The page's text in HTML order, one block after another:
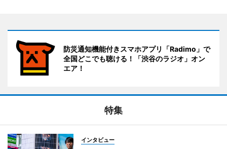
防災通知機能付きスマホアプリ「Radimo」で
全国どこでも聴ける！「渋谷のラジオ」オン
エア！
特集
インタビュー